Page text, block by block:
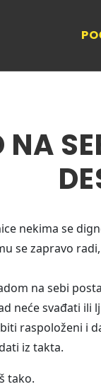
NA
nekima se
se zapravo
na sebi
neće svađati ili
raspoloženi i
iz takta.
tako.